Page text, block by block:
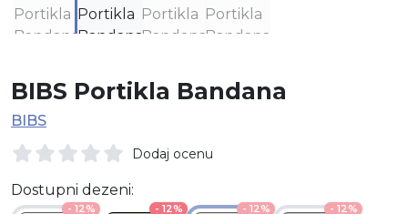
BIBS Portikla Bandana
BIBS
Dodaj ocenu
Dostupni dezeni:
- 12% - 12% - 12% - 12%